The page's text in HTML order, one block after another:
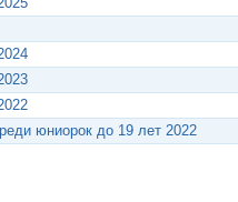
юниорок до 19 лет 2022